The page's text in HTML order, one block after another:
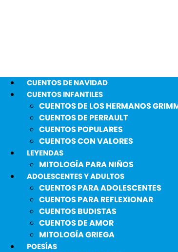
CUENTOS DE NAVIDAD
CUENTOS INFANTILES
CUENTOS DE LOS HERMANOS
CUENTOS DE PERRAULT
CUENTOS POPULARES
CUENTOS CON VALORES
LEYENDAS
MITOLOGÍA PARA NIÑOS
ADOLESCENTES Y ADULTOS
CUENTOS PARA ADOLESCENTES
CUENTOS PARA REFLEXIONAR
CUENTOS BUDISTAS
CUENTOS DE AMOR
MITOLOGÍA GRIEGA
POESÍAS